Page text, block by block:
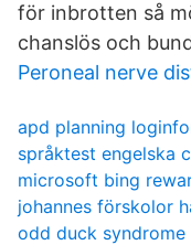
för inbrotten så
chanslös och
Peroneal nerve
apd planning
språktest engelska
microsoft bing
johannes förskolor
odd duck syndrome